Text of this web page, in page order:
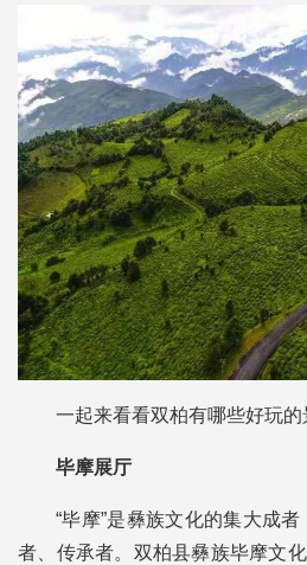
一起来看看双柏有哪些好玩的
毕摩展厅
“毕摩”是彝族文化的集大成
者、传承者。双柏县彝族毕摩文